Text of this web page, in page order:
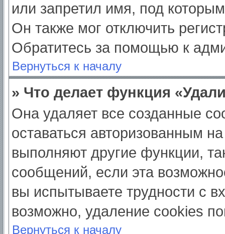
или запретил имя, под
Он также мог отключить
Обратитесь за помощью к
Вернуться к началу
» Что делает функция
Она удаляет все созданные
оставаться авторизованным
выполняют другие функции,
сообщений, если эта
вы испытываете трудности с
возможно, удаление cookies
Вернуться к началу